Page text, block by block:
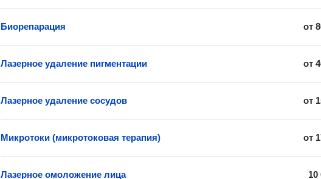
от
Биорепарация
от
Лазерное удаление пигментации
от
Лазерное удаление сосудов
от
Микротоки (микротоковая терапия)
10
Лазерное омоложение лица